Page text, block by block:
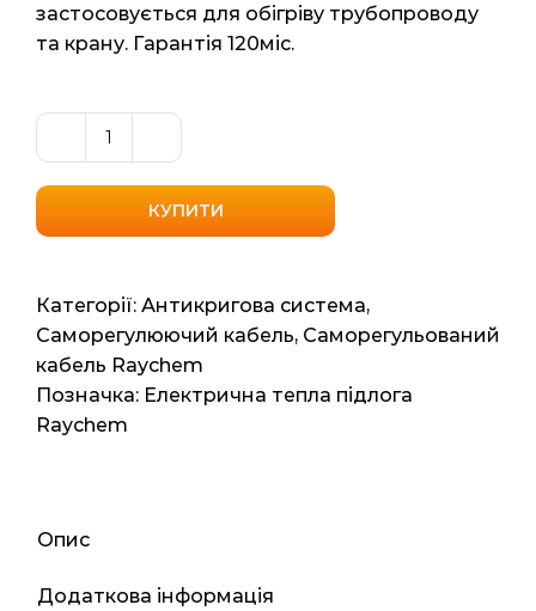
застосовується для обігріву трубопроводу
та крану. Гарантія 120міс.
Саморегулючий
нагрівальний
кабель
Raychem
(Бельгія)
15вт/
мп
кількість
КУПИТИ
Категорії: Антикригова система,
Саморегулюючий кабель, Саморегульований
кабель Raychem
Позначка: Електрична тепла підлога
Raychem
Опис
Додаткова інформація